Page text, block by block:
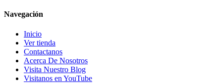
Navegación
Inicio
Ver tienda
Contactanos
Acerca De Nosotros
Visita Nuestro Blog
Visitanos en YouTube